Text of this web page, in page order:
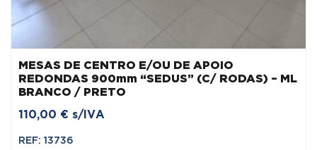
MESAS DE CENTRO E/OU DE APOIO
REDONDAS 900mm “SEDUS” (C/ RODAS) – ML
BRANCO / PRETO
110,00 € s/IVA
REF: 13736